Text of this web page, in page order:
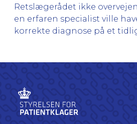
Retslægerådet ikke
en erfaren specialist ville
korrekte diagnose på et